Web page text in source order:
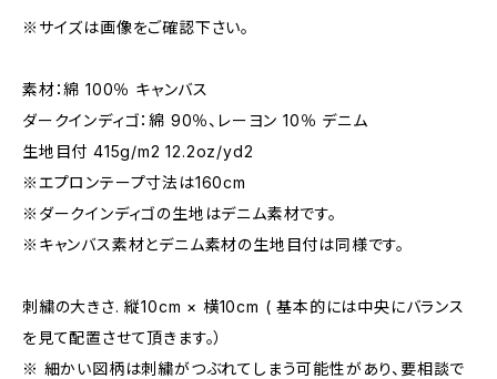
※サイズは画像をご確認下さい。
素材：綿 100％ キャンバス
ダークインディゴ：綿 90％、レーヨン 10％ デニム
生地目付 415g/m2 12.2oz/yd2
※エプロンテープ寸法は160cm
※ダークインディゴの生地はデニム素材です。
※キャンバス素材とデニム素材の生地目付は同様です。
刺繍の大きさ. 縦10cm × 横10cm ( 基本的には中央にバランス
を見て配置させて頂きます。）
※ 細かい図柄は刺繍がつぶれてしまう可能性があり、要相談で